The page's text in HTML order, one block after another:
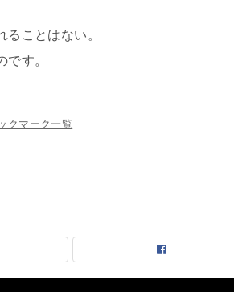
ことはない。
す。
クマーク一覧